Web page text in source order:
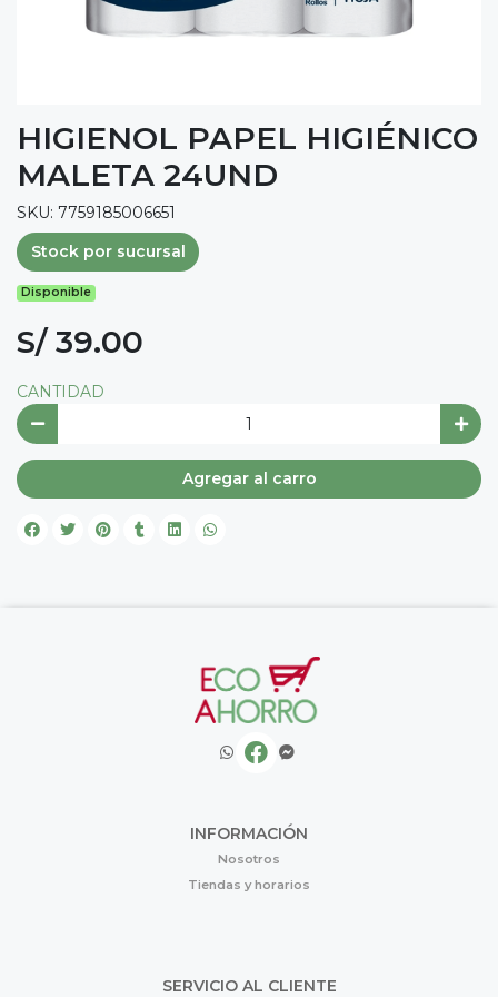
HIGIENOL PAPEL HIGIÉNICO
MALETA 24UND
SKU: 7759185006651
Stock por sucursal
Disponible
S/ 39.00
CANTIDAD
Agregar al carro
INFORMACIÓN
Nosotros
Tiendas y horarios
SERVICIO AL CLIENTE